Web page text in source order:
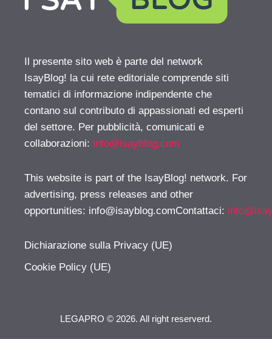
Il presente sito web è parte del network
IsayBlog! la cui rete editoriale comprende siti
tematici di informazione indipendente che
contano sul contributo di appassionati ed esperti
del settore. Per pubblicità, comunicati e
collaborazioni: info@isayblog.com
This website is part of the IsayBlog! network. For
advertising, press releases and other
opportunities: info@isayblog.comContattaci:
Dichiarazione sulla Privacy (UE)
Cookie Policy (UE)
LEGAPRO © 2026. All right reserverd.